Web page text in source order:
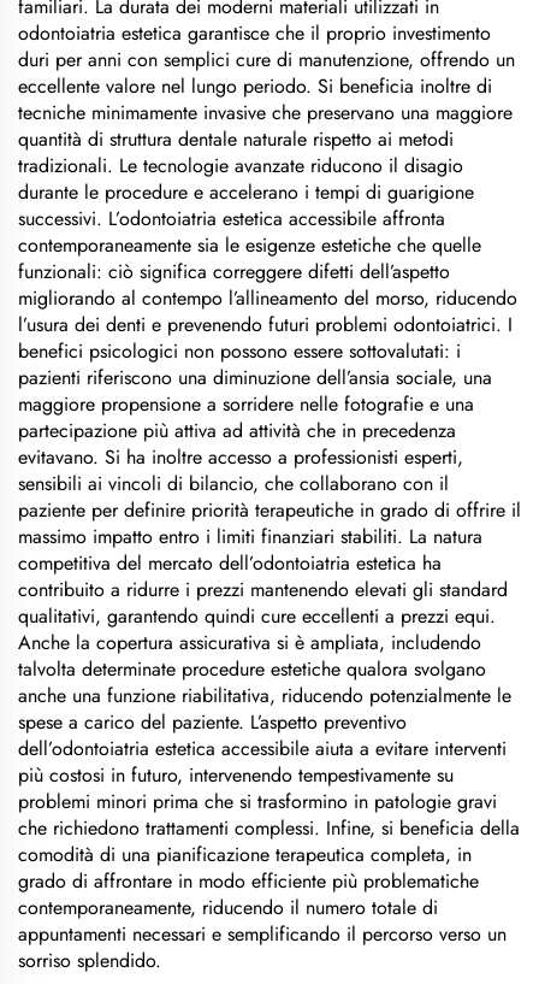
familiari. La durata dei moderni materiali utilizzati in
odontoiatria estetica garantisce che il proprio investimento
duri per anni con semplici cure di manutenzione, offrendo un
eccellente valore nel lungo periodo. Si beneficia inoltre di
tecniche minimamente invasive che preservano una maggiore
quantità di struttura dentale naturale rispetto ai metodi
tradizionali. Le tecnologie avanzate riducono il disagio
durante le procedure e accelerano i tempi di guarigione
successivi. L’odontoiatria estetica accessibile affronta
contemporaneamente sia le esigenze estetiche che quelle
funzionali: ciò significa correggere difetti dell’aspetto
migliorando al contempo l’allineamento del morso, riducendo
l’usura dei denti e prevenendo futuri problemi odontoiatrici. I
benefici psicologici non possono essere sottovalutati: i
pazienti riferiscono una diminuzione dell’ansia sociale, una
maggiore propensione a sorridere nelle fotografie e una
partecipazione più attiva ad attività che in precedenza
evitavano. Si ha inoltre accesso a professionisti esperti,
sensibili ai vincoli di bilancio, che collaborano con il
paziente per definire priorità terapeutiche in grado di offrire il
massimo impatto entro i limiti finanziari stabiliti. La natura
competitiva del mercato dell’odontoiatria estetica ha
contribuito a ridurre i prezzi mantenendo elevati gli standard
qualitativi, garantendo quindi cure eccellenti a prezzi equi.
Anche la copertura assicurativa si è ampliata, includendo
talvolta determinate procedure estetiche qualora svolgano
anche una funzione riabilitativa, riducendo potenzialmente le
spese a carico del paziente. L’aspetto preventivo
dell’odontoiatria estetica accessibile aiuta a evitare interventi
più costosi in futuro, intervenendo tempestivamente su
problemi minori prima che si trasformino in patologie gravi
che richiedono trattamenti complessi. Infine, si beneficia della
comodità di una pianificazione terapeutica completa, in
grado di affrontare in modo efficiente più problematiche
contemporaneamente, riducendo il numero totale di
appuntamenti necessari e semplificando il percorso verso un
sorriso splendido.